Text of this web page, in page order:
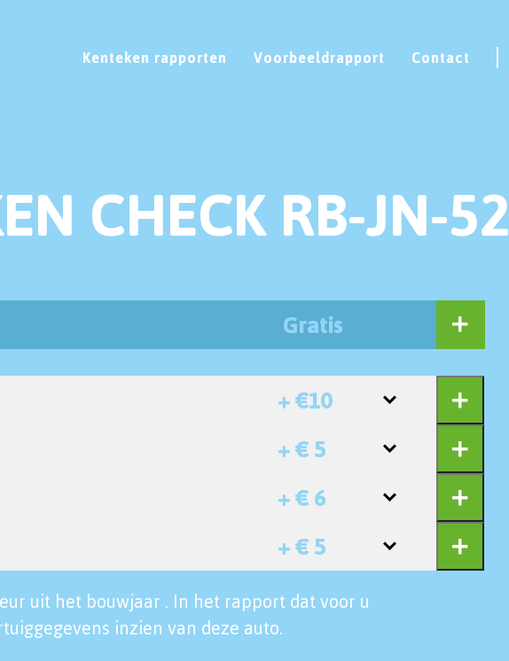
Kenteken rapporten Voorbeeldrapport Contact
CHECK RB-JN-52
Gratis
+ €10
+ € 5
+ € 6
+ € 5
uit het bouwjaar . In het rapport dat voor u
inzien van deze auto.